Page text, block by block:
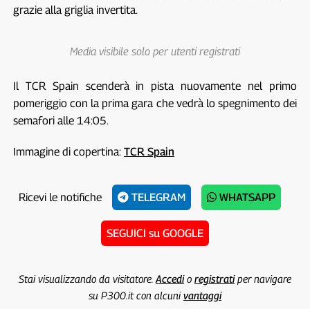
grazie alla griglia invertita.
Media visibile solo per utenti registrati
Il TCR Spain scenderà in pista nuovamente nel primo
pomeriggio con la prima gara che vedrà lo spegnimento dei
semafori alle 14:05.
Immagine di copertina: TCR Spain
Ricevi le notifiche TELEGRAM WHATSAPP
SEGUICI su GOOGLE
Stai visualizzando da visitatore. Accedio registratiper navigare
su P300.it con alcunivantaggi